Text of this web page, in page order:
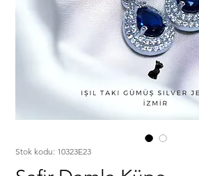
Stok kodu: 10323E23